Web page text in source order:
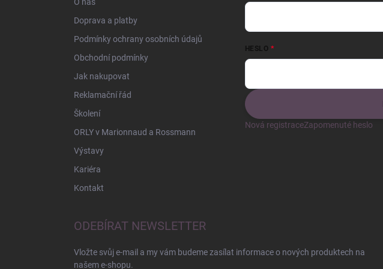
Doprava a platby
Podmínky ochrany osobních údajů
Obchodní podmínky
Jak nakupovat
Reklamační řád
Školení
ORLY v Marionnaud a Rossmann
Výstavy
Kariéra
Kontakt
HESLO
Nová registraceZapomenuté heslo
ODEBÍRAT NEWSLETTER
Vložte svůj e-mail a my vám budeme zasílat informace o nových produktech na
našem e-shopu.